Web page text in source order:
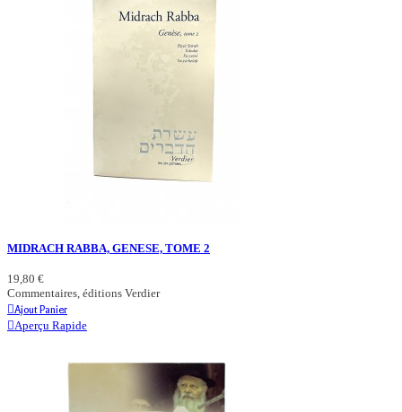
MIDRACH RABBA, GENESE, TOME 2
19,80 €
Commentaires, éditions Verdier
Ajout Panier
Aperçu Rapide